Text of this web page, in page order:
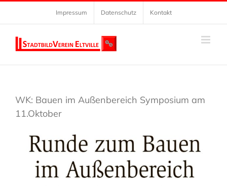
Zum
springen
Impressum Datenschutz Kontakt
WK: Bauen im Außenbereich Symposium am
11.Oktober